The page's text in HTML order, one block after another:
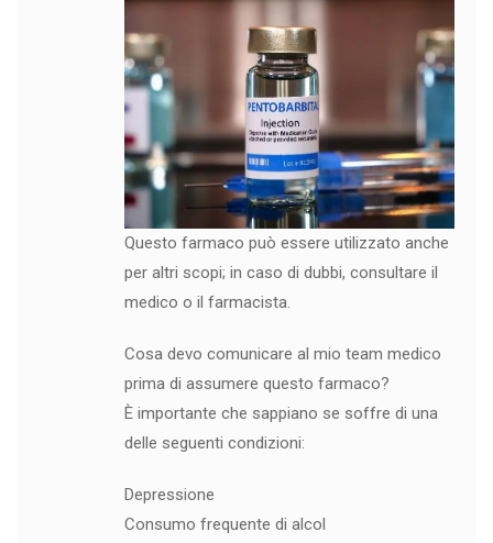
Questo farmaco può essere utilizzato anche
per altri scopi; in caso di dubbi, consultare il
medico o il farmacista.
Cosa devo comunicare al mio team medico
prima di assumere questo farmaco?
È importante che sappiano se soffre di una
delle seguenti condizioni:
Depressione
Consumo frequente di alcol